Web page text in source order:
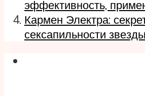
эффективность,
Кармен Электра:
сексапильности звезды